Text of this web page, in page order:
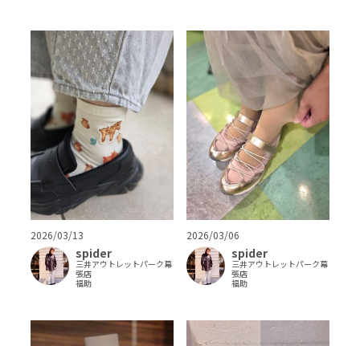
2026/03/13
spider
三井アウトレットパーク幕
張店
福助
2026/03/06
spider
三井アウトレットパーク幕
張店
福助